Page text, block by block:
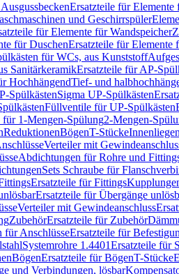
Ersatzteile für Elemente
und Geschirrspüler
für Elemente für Wandspeicher
für DuschenErsatzteile für Elemente
für WCs, aus Kunststoff
SanitärkeramikErsatzteile für AP-
HochhängendTief- und
SpülkästenSigma UP-Spülkästen
Füllventile für UP-Spülkästen
für 1-Mengen-Spülung2-Mengen-
ReduktionenBögenT-Stücke
Verteiler mit
Abdichtungen für Rohre und
Sets Schraube für
Ersatzteile für Fittings
Ersatzteile für Übergänge
Verteiler mit Gewindeanschluss
ZubehörErsatzteile für Zubehör
für AnschlüsseErsatzteile für
Systemrohre 1.4401Ersatzteile für
BögenErsatzteile für BögenT-Stücke
und Verbindungen, lösbar